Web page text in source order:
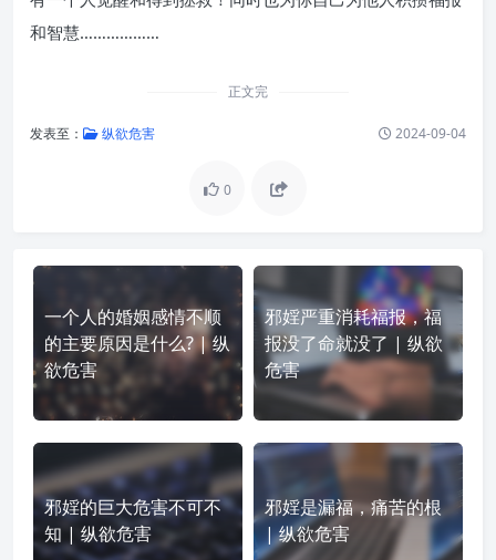
和智慧………………
正文完
发表至： 纵欲危害 2024-09-04
0
一个人的婚姻感情不顺
的主要原因是什么? | 纵
欲危害
邪婬严重消耗福报，福
报没了命就没了 | 纵欲
危害
邪婬的巨大危害不可不
知 | 纵欲危害
邪婬是漏福，痛苦的根
| 纵欲危害